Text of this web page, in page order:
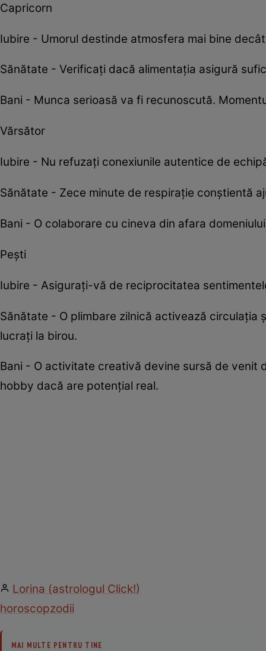
Capricorn
Iubire - Umorul destinde atmosfera mai bine
Sănătate - Verificați dacă alimentația asigură
Bani - Munca serioasă va fi recunoscută.
Vărsător
Iubire - Nu refuzați conexiunile autentice de
Sănătate - Zece minute de respirație conștientă
Bani - O colaborare cu cineva din afara
Pești
Iubire - Asigurați-vă de reciprocitatea
Sănătate - O plimbare zilnică activează circulația
lucrați la birou.
Bani - O activitate creativă devine sursă de
hobby dacă are potențial real.
Lorina (astrologul Click!)
horoscopzodii
MAI MULTE PENTRU TINE